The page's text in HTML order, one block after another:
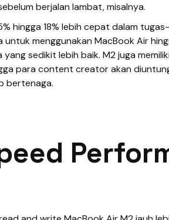
berjalan lambat, misalnya.
hingga 18% lebih cepat dalam
menggunakan MacBook Air
sedikit lebih baik. M2 juga
para content creator akan
bertenaga.